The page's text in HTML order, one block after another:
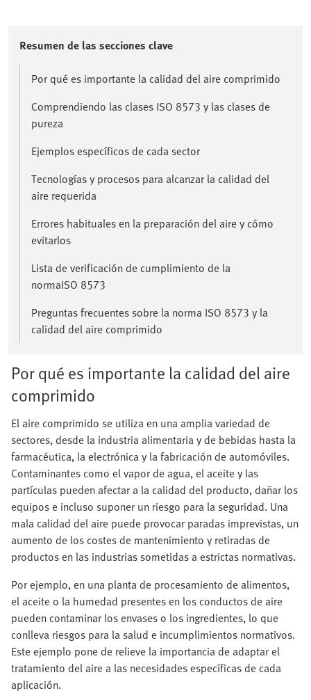
Resumen de las secciones clave
Por qué es importante la calidad del aire comprimido
Comprendiendo las clases ISO 8573 y las clases de
pureza
Ejemplos específicos de cada sector
Tecnologías y procesos para alcanzar la calidad del
aire requerida
Errores habituales en la preparación del aire y cómo
evitarlos
Lista de verificación de cumplimiento de la
normaISO 8573
Preguntas frecuentes sobre la norma ISO 8573 y la
calidad del aire comprimido
Por qué es importante la calidad del aire
comprimido
El aire comprimido se utiliza en una amplia variedad de
sectores, desde la industria alimentaria y de bebidas hasta la
farmacéutica, la electrónica y la fabricación de automóviles.
Contaminantes como el vapor de agua, el aceite y las
partículas pueden afectar a la calidad del producto, dañar los
equipos e incluso suponer un riesgo para la seguridad. Una
mala calidad del aire puede provocar paradas imprevistas, un
aumento de los costes de mantenimiento y retiradas de
productos en las industrias sometidas a estrictas normativas.
Por ejemplo, en una planta de procesamiento de alimentos,
el aceite o la humedad presentes en los conductos de aire
pueden contaminar los envases o los ingredientes, lo que
conlleva riesgos para la salud e incumplimientos normativos.
Este ejemplo pone de relieve la importancia de adaptar el
tratamiento del aire a las necesidades específicas de cada
aplicación.